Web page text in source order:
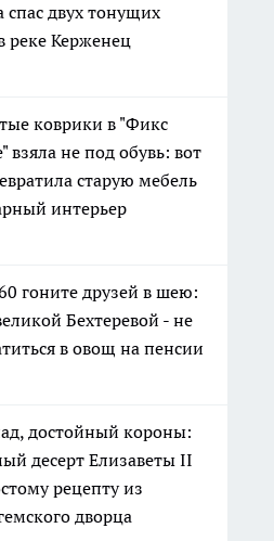
спас двух тонущих
реке Керженец
коврики в "Фикс
взяла не под обувь: вот
старую мебель
интерьер
гоните друзей в шею:
Бехтеревой - не
в овощ на пенсии
достойный короны:
десерт Елизаветы II
рецепту из
дворца